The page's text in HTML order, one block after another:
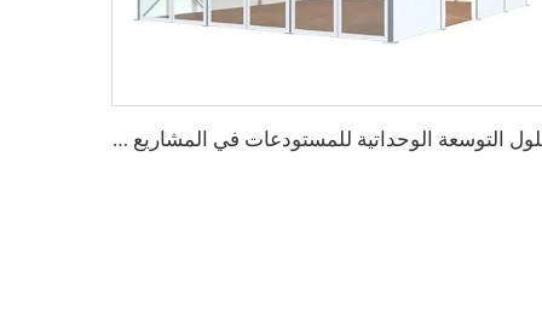
ح
لول التوسعة الوحداتية للمستودعات في المشاريع الصناعية | خيمة تخزين من PVC مقاومة للحريق لتوسيع الطاقة الإنتاجية للمصانع